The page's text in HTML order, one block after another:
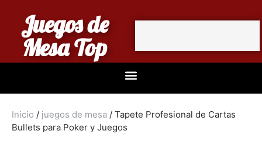
Juegos de
Mesa Top
Inicio / juegos de mesa / Tapete Profesional de Cartas
Bullets para Poker y Juegos